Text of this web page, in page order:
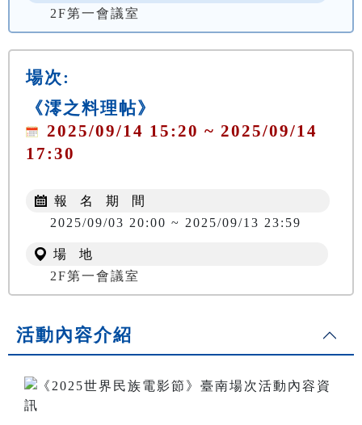
2F第一會議室
場次:
《澪之料理帖》
2025/09/14 15:20 ~ 2025/09/14
17:30
報 名 期 間
2025/09/03 20:00 ~ 2025/09/13 23:59
場 地
2F第一會議室
活動內容介紹